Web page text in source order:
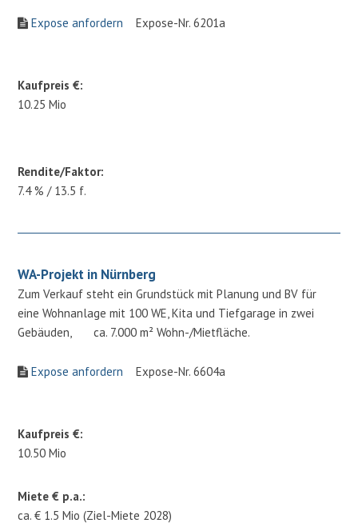
Expose anfordern Expose-Nr. 6201a
Kaufpreis €:
10.25 Mio
Rendite/Faktor:
7.4 % / 13.5 f.
WA-Projekt in Nürnberg
Zum Verkauf steht ein Grundstück mit Planung und BV für
eine Wohnanlage mit 100 WE, Kita und Tiefgarage in zwei
Gebäuden, ca. 7.000 m² Wohn-/Mietfläche.
Expose anfordern Expose-Nr. 6604a
Kaufpreis €:
10.50 Mio
Miete € p.a.:
ca. € 1.5 Mio (Ziel-Miete 2028)